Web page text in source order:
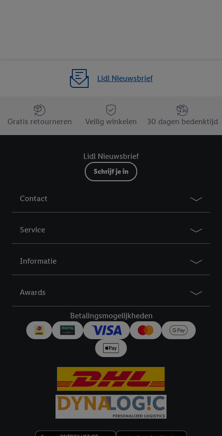
Lidl Nieuwsbrief
Jouw voordelen bij ons als Lidl webshop klant
Gratis retourneren
Veilig winkelen 30 dagen bedenktijd
Lidl Nieuwsbrief
Schrijf je in
Contact
Service
Informatie
Awards
Betalingsmogelijkheden